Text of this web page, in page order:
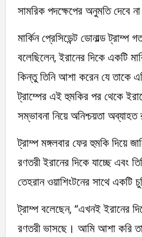
সামরিক পদক্ষেপের অনুমতি দেবে
মার্কিন প্রেসিডেন্ট ডোনাল্ড ট্রাম্প
বলেছিলেন, ইরানের দিকে একটি
কিন্তু তিনি আশা করেন যে তাকে
ট্রাম্পের এই হুমকির পর থেকে
সম্ভাবনা নিয়ে অনিশ্চয়তা অব্যাহত
ট্রাম্প মঙ্গলবার ফের হুমকি দিয়ে
রণতরী ইরানের দিকে যাচ্ছে এবং
তেহরান ওয়াশিংটনের সাথে একটি
ট্রাম্প বলেছেন, “এখনই ইরানের
রণতরী ভাসছে। আমি আশা করি